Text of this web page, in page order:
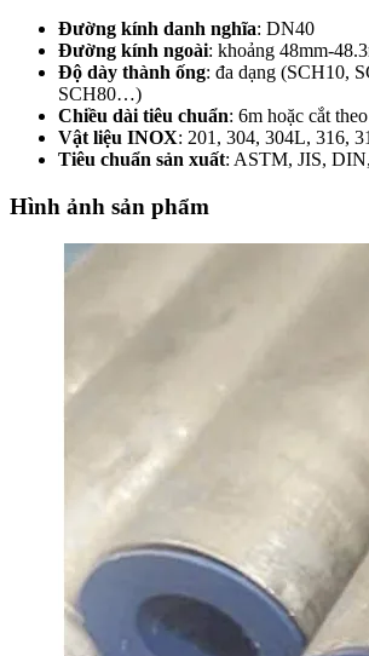
Đường kính danh nghĩa: DN40
Đường kính ngoài: khoảng 48mm-
Độ dày thành ống: đa dạng (SCH10,
SCH80…)
Chiều dài tiêu chuẩn: 6m hoặc cắt
Vật liệu INOX: 201, 304, 304L, 316,
Tiêu chuẩn sản xuất: ASTM, JIS,
Hình ảnh sản phẩm